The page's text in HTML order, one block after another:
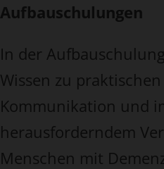
Aufbauschulungen
In der
Wissen zu
Kommunikation und
herausforderndem
Menschen mit